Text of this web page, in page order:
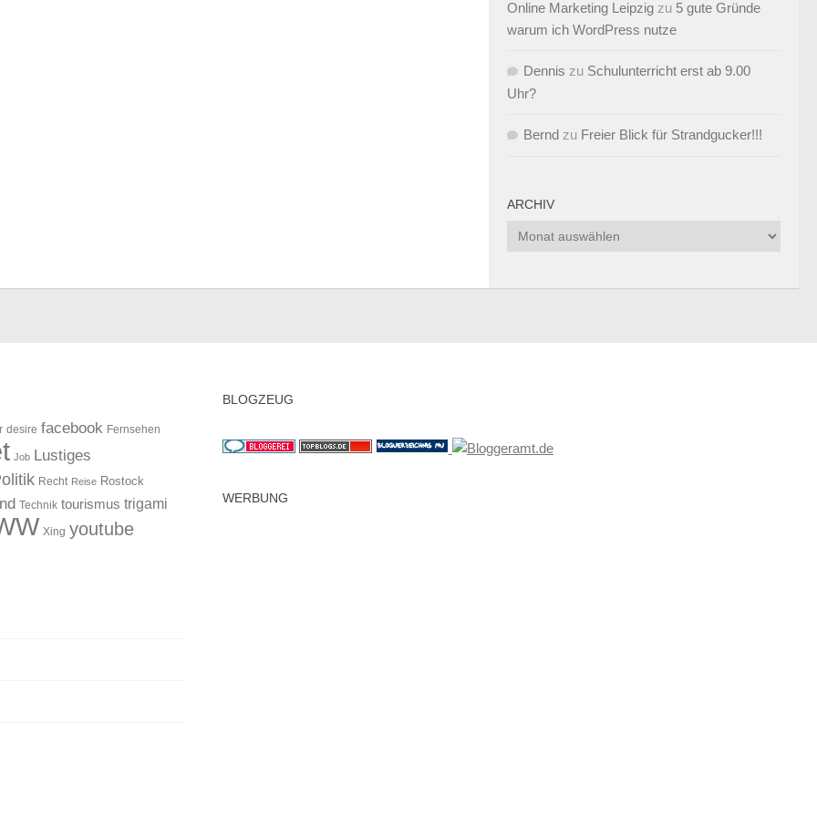
Online Marketing Leipzig zu 5 gute Gründe
warum ich WordPress nutze
Dennis zu Schulunterricht erst ab 9.00
Uhr?
Bernd zu Freier Blick für Strandgucker!!!
ARCHIV
Archiv
desire facebook Fernsehen
Job Lustiges
Recht Reise Rostock
Technik tourismus trigami
Xing youtube
BLOGZEUG
WERBUNG